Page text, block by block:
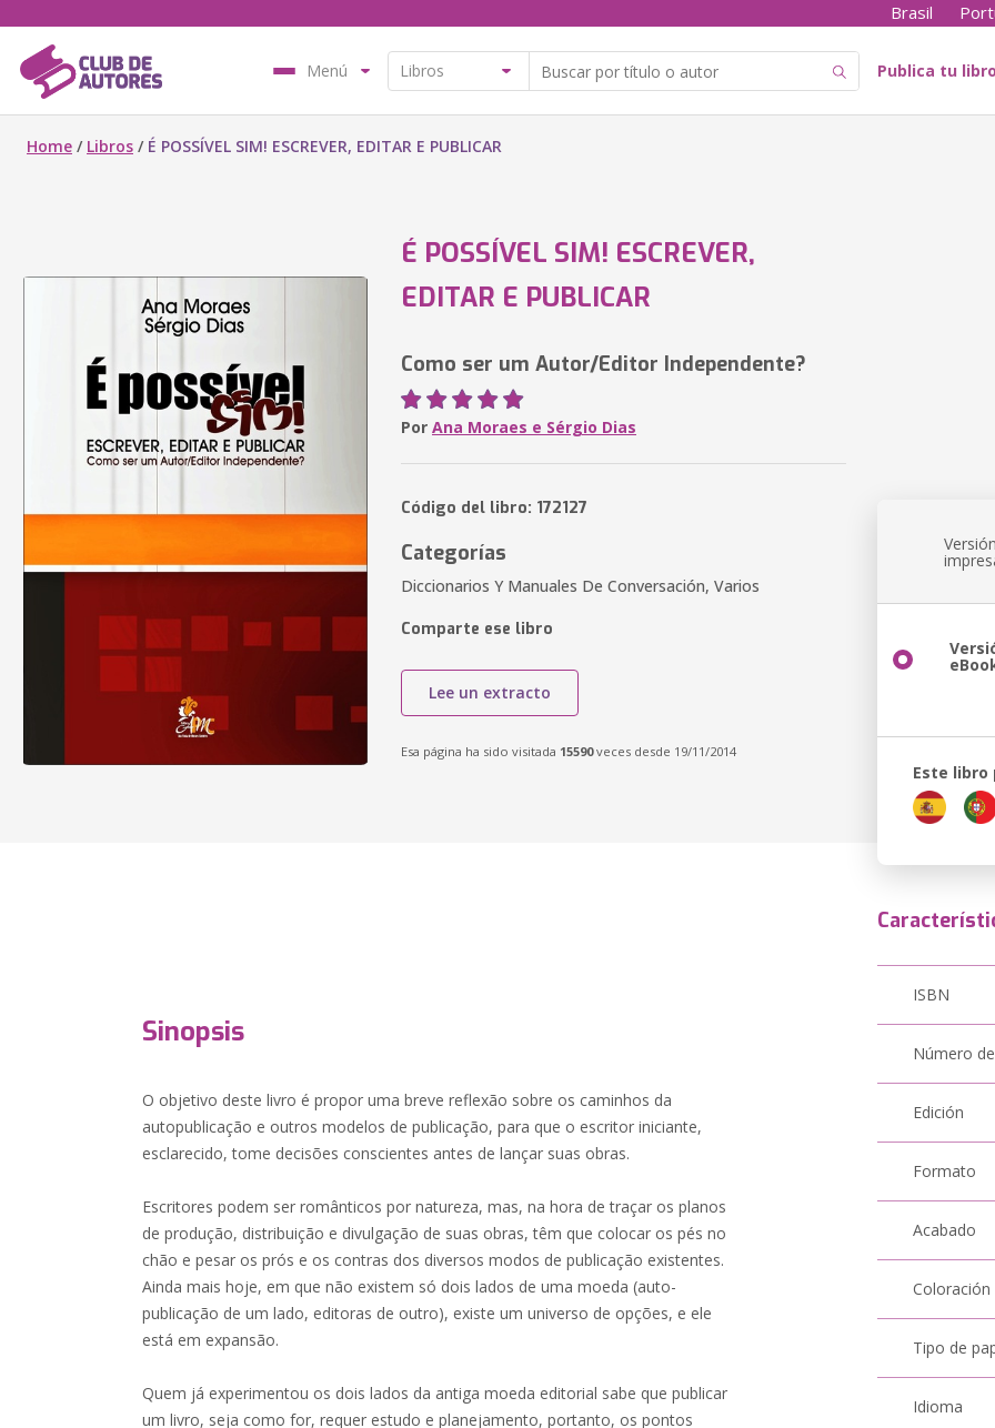
Brasil
Menú Publica tu libro
Home / Libros / É POSSÍVEL SIM! ESCREVER, EDITAR E PUBLICAR
É POSSÍVEL SIM! ESCREVER,
EDITAR E PUBLICAR
Como ser um Autor/Editor Independente?
Por Ana Moraes e Sérgio Dias
Código del libro: 172127
Categorías
Diccionarios Y Manuales De Conversación, Varios
Comparte ese libro
Lee un extracto
Esa página ha sido visitada 15590veces desde 19/11/2014
Versión
Este libro
Sinopsis
O objetivo deste livro é propor uma breve reflexão sobre os caminhos da
autopublicação e outros modelos de publicação, para que o escritor iniciante,
esclarecido, tome decisões conscientes antes de lançar suas obras.
Escritores podem ser românticos por natureza, mas, na hora de traçar os planos
de produção, distribuição e divulgação de suas obras, têm que colocar os pés no
chão e pesar os prós e os contras dos diversos modos de publicação existentes.
Ainda mais hoje, em que não existem só dois lados de uma moeda (auto-
publicação de um lado, editoras de outro), existe um universo de opções, e ele
está em expansão.
Quem já experimentou os dois lados da antiga moeda editorial sabe que publicar
um livro, seja como for, requer estudo e planejamento, portanto, os pontos
ISBN
Número
Edición
Formato
Acabado
Coloración
Tipo de
Idioma